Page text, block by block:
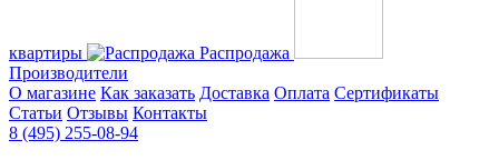
квартиры
Распродажа
Производители
О магазине Как заказать Доставка Оплата Сертификаты
Статьи Отзывы Контакты
8 (495) 255-08-94